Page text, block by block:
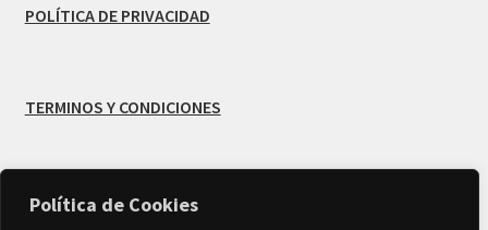
Política de Cookies
POLÍTICA DE PRIVACIDAD
TERMINOS Y CONDICIONES